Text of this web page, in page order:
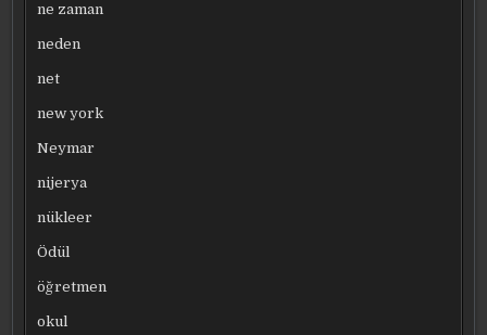
ne zaman
neden
net
new york
Neymar
nijerya
nükleer
Ödül
öğretmen
okul